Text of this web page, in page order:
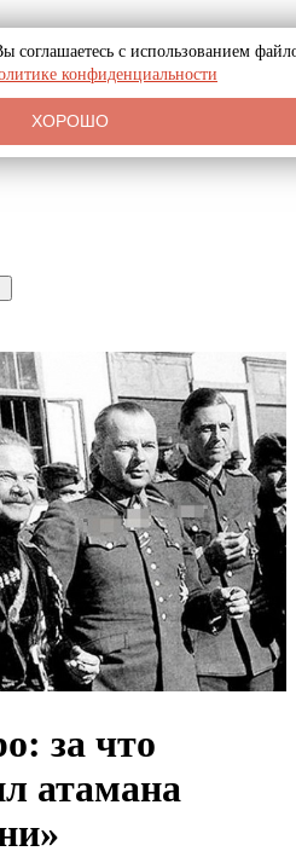
за что
атамана
соглашаетесь с использованием
конфиденциальности
ХОРОШО